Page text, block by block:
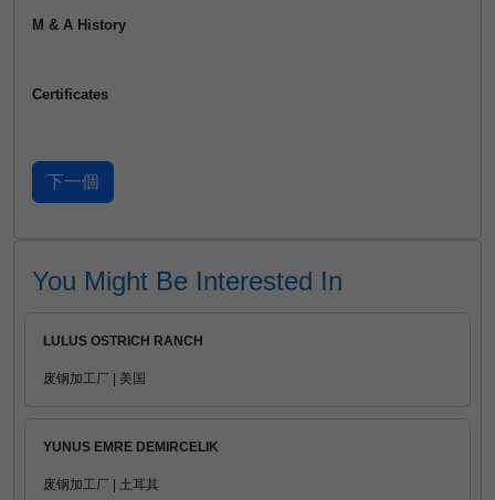
M & A History
Certificates
You Might Be Interested In
LULUS OSTRICH RANCH
废钢加工厂 | 美国
YUNUS EMRE DEMIRCELIK
废钢加工厂 | 土耳其